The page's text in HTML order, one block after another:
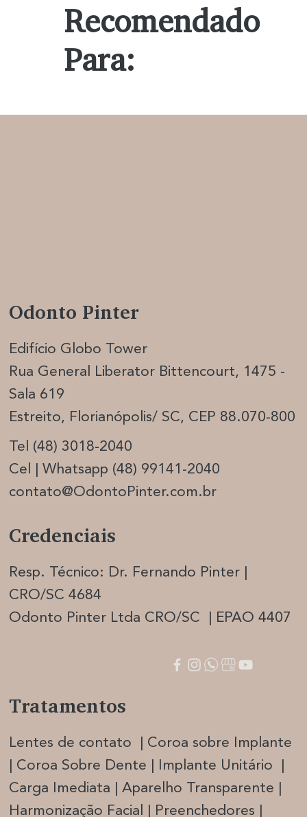
Recomendado
Para:
Edifício Globo Tower
Rua General Liberator Bittencourt, 1475 -
Sala 619
Estreito, Florianópolis/ SC, CEP 88.070-800
Tel (48) 3018-2040
Cel | Whatsapp (48) 99141-2040
contato@OdontoPinter.com.br
Odonto Pinter
Credenciais
Resp. Técnico: Dr. Fernando Pinter |
CRO/SC 4684
Odonto Pinter Ltda CRO/SC | EPAO 4407
Tratamentos
Lentes de contato | Coroa sobre Implante
| Coroa Sobre Dente | Implante Unitário |
Carga Imediata |Aparelho Transparente |
Harmonização Facial | Preenchedores |